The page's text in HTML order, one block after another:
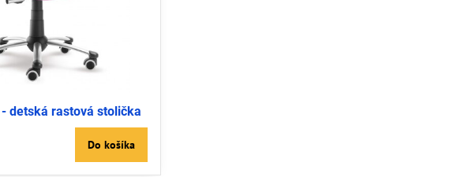
detská rastová stolička
Do košíka